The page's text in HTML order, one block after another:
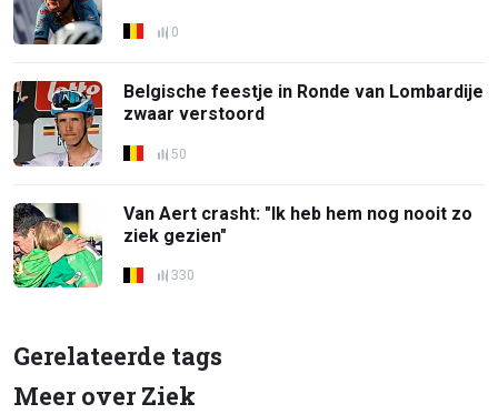
0
Belgische feestje in Ronde van Lombardije
zwaar verstoord
50
Van Aert crasht: "Ik heb hem nog nooit zo
ziek gezien"
330
Gerelateerde tags
Meer over Ziek